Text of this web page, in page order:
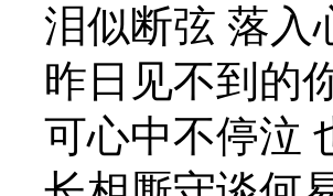
泪似断弦 落入
昨日见不到的
可心中不停泣